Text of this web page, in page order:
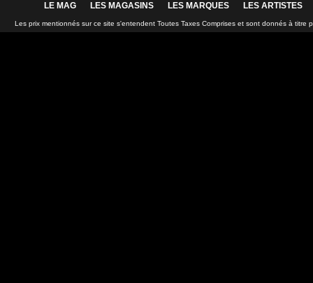
LE MAG LES MAGASINS LES MARQUES LES ARTISTES
Les prix mentionnés sur ce site s'entendent Toutes Taxes Comprises et sont donnés à